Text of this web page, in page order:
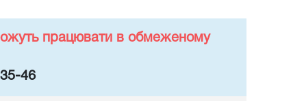
працювати в обмеженому
46